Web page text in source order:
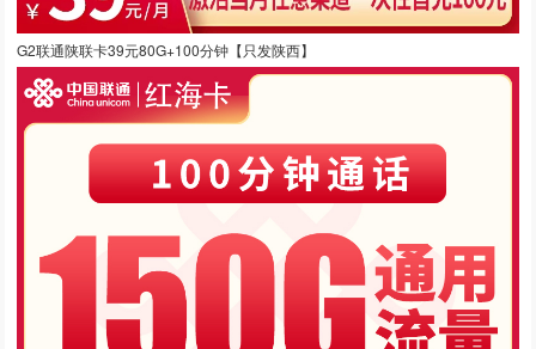
G2联通陕联卡39元80G+100分钟【只发陕西】